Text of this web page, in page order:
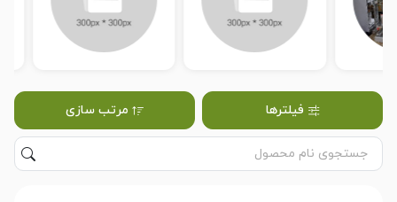
فیلترها مرتب سازی